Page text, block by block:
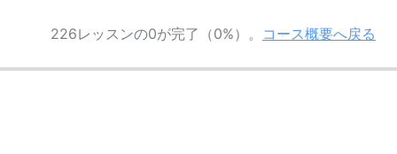
226レッスンの0が完了（0%）。 コース概要へ戻る